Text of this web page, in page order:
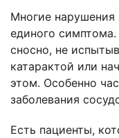
Многие нарушения
единого
сносно, не
катарактой или
этом. Особенно
заболевания
Есть пациенты,